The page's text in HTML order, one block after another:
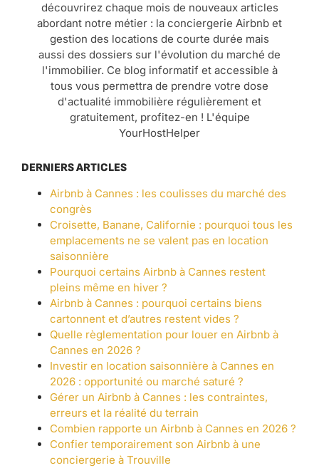
découvrirez chaque mois de nouveaux articles
abordant notre métier : la conciergerie Airbnb et
gestion des locations de courte durée mais
aussi des dossiers sur l'évolution du marché de
l'immobilier. Ce blog informatif et accessible à
tous vous permettra de prendre votre dose
d'actualité immobilière régulièrement et
gratuitement, profitez-en ! L'équipe
YourHostHelper
DERNIERS ARTICLES
Airbnb à Cannes : les coulisses du marché des
congrès
Croisette, Banane, Californie : pourquoi tous les
emplacements ne se valent pas en location
saisonnière
Pourquoi certains Airbnb à Cannes restent
pleins même en hiver ?
Airbnb à Cannes : pourquoi certains biens
cartonnent et d’autres restent vides ?
Quelle règlementation pour louer en Airbnb à
Cannes en 2026 ?
Investir en location saisonnière à Cannes en
2026 : opportunité ou marché saturé ?
Gérer un Airbnb à Cannes : les contraintes,
erreurs et la réalité du terrain
Combien rapporte un Airbnb à Cannes en 2026 ?
Confier temporairement son Airbnb à une
conciergerie à Trouville